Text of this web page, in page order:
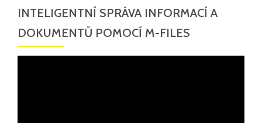
INTELIGENTNÍ SPRÁVA INFORMACÍ A
DOKUMENTŮ POMOCÍ M-FILES